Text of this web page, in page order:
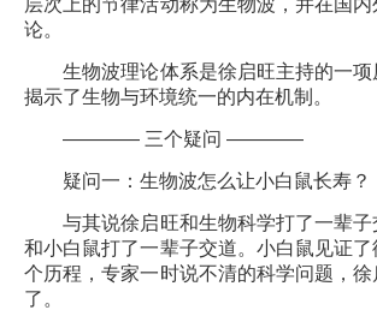
层次上的节律活动称为生物波，并在国
论。
生物波理论体系是徐启旺主持的一项
揭示了生物与环境统一的内在机制。
———— 三个疑问 ————
疑问一：生物波怎么让小白鼠长寿？
与其说徐启旺和生物科学打了一辈子
和小白鼠打了一辈子交道。小白鼠见证
个历程，专家一时说不清的科学问题，
了。